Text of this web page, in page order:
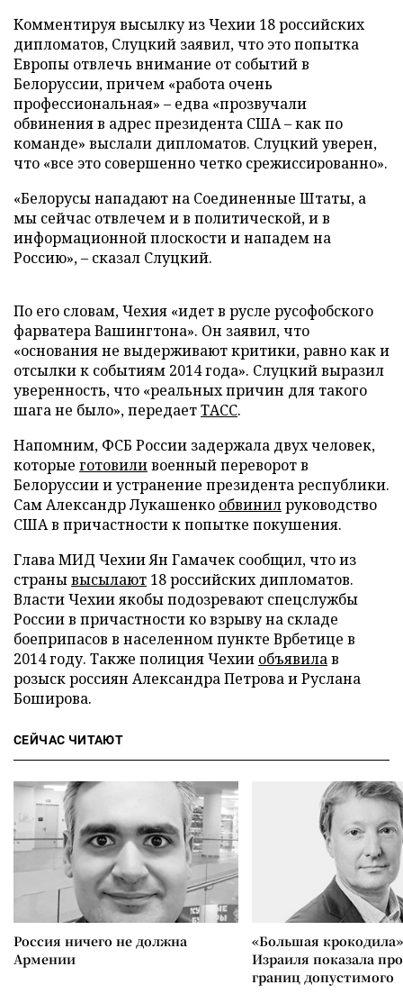
Комментируя высылку из Чехии 18 российских
дипломатов, Слуцкий заявил, что это попытка
Европы отвлечь внимание от событий в
Белоруссии, причем «работа очень
профессиональная» – едва «прозвучали
обвинения в адрес президента США – как по
команде» выслали дипломатов. Слуцкий уверен,
что «все это совершенно четко срежиссированно».
«Белорусы нападают на Соединенные Штаты, а
мы сейчас отвлечем и в политической, и в
информационной плоскости и нападем на
Россию», – сказал Слуцкий.
По его словам, Чехия «идет в русле русофобского
фарватера Вашингтона». Он заявил, что
«основания не выдерживают критики, равно как и
отсылки к событиям 2014 года». Слуцкий выразил
уверенность, что «реальных причин для такого
шага не было», передаетТАСС.
Напомним, ФСБ России задержала двух человек,
которые готовиливоенный переворот в
Белоруссии и устранение президента республики.
Сам Александр Лукашенко обвинилруководство
США в причастности к попытке покушения.
Глава МИД Чехии Ян Гамачек сообщил, что из
странывысылают 18 российских дипломатов.
Власти Чехии якобы подозревают спецслужбы
России в причастности ко взрыву на складе
боеприпасов в населенном пункте Врбетице в
2014 году. Также полиция Чехии объявилав
розыск россиян Александра Петрова и Руслана
Боширова.
СЕЙЧАС ЧИТАЮТ
Россия ничего не должна
Армении
«Большая
Израиля показала
границ допустимого